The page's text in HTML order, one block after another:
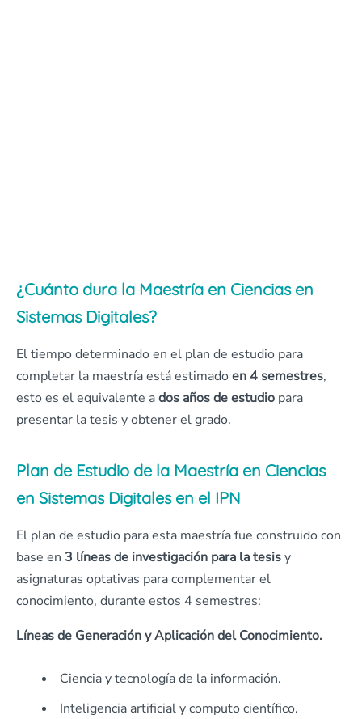
¿Cuánto dura la Maestría en Ciencias en
Sistemas Digitales?
El tiempo determinado en el plan de estudio para
completar la maestría está estimado en 4 semestres,
esto es el equivalente ados años de estudio para
presentar la tesis y obtener el grado.
Plan de Estudio de la Maestría en Ciencias
en Sistemas Digitales en el IPN
El plan de estudio para esta maestría fue construido con
base en 3 líneas de investigación para la tesisy
asignaturas optativas para complementar el
conocimiento, durante estos 4 semestres:
Líneas de Generación y Aplicación del Conocimiento.
Ciencia y tecnología de la información.
Inteligencia artificial y computo científico.